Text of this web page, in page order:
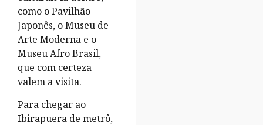
como o Pavilhão
Japonês, o Museu de
Arte Moderna e o
Museu Afro Brasil,
que com certeza
valem a visita.
Para chegar ao
Ibirapuera de metrô,